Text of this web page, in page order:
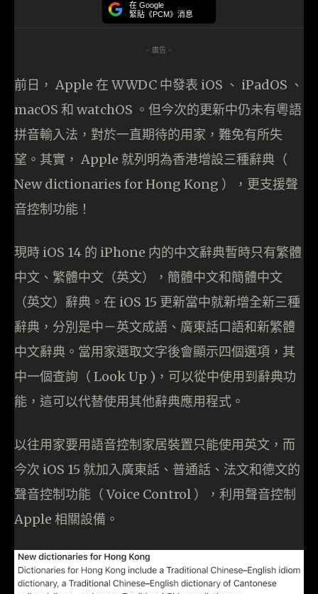
在 Google
緊貼《PCM》消息
- 廣告 -
前日， Apple 在 WWDC 中發表 iOS 、 iPadOS 、
macOS 和 watchOS 。但今次的更新中仍未有粵語
拼音輸入法，對於一直期待的用家，難免有所失
望。其實， Apple 就列明為香港增設三種辭典（
New dictionaries for Hong Kong ），更支援聲
音控制功能！
現時 iOS 14 的 iPhone 内的中文辭典暫時只有繁體
中文、繁體中文（英文），簡體中文和簡體中文
（英文）辭典。在 iOS 15 更新當中就新增全新三種
辭典，分別是中－英文成語、廣東話口語和新繁體
中文辭典。當用家選取文字後會顯示四個選項，其
中一個查詢（ Look Up )，可以從中使用到辭典功
能，這可以代替使用其他辭典應用程式。
以往用家要用語音控制家居裝置只能使用英文，而
今次 iOS 15 就加入廣東話、普通話、法文和德文的
聲音控制功能（ Voice Control ），利用聲音控制
Apple 相關設備。